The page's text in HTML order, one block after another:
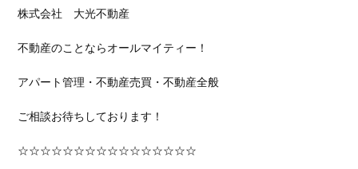
株式会社 大光不動産
不動産のことならオールマイティー！
アパート管理・不動産売買・不動産全般
ご相談お待ちしております！
☆☆☆☆☆☆☆☆☆☆☆☆☆☆☆☆